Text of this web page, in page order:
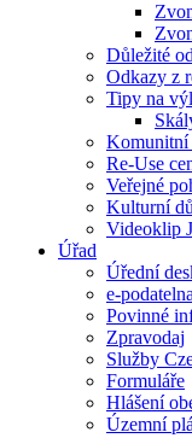
Důležité
Odkazy z
Tipy na
Komunitní
Re-Use
Veřejné
Kulturní
Videoklip
Úřad
Úřední
e-podatelna
Povinné
Zpravodaj
Služby
Formuláře
Hlášení
Územní